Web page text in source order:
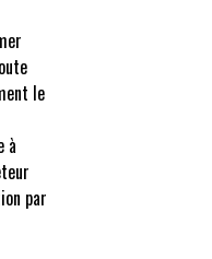
le
à
par